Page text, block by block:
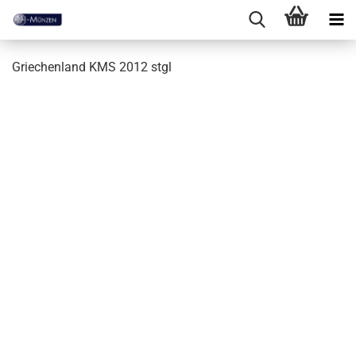
Griechenland KMS 2012 stgl